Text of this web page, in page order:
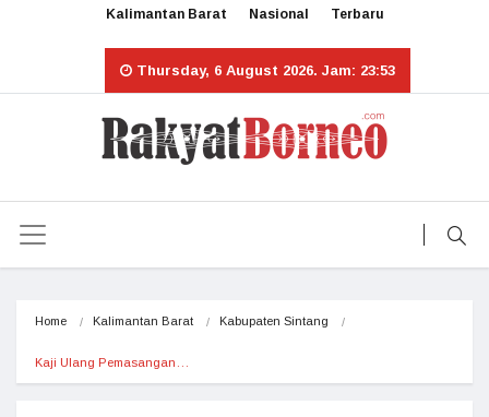
Kalimantan Barat Nasional Terbaru
Thursday, 6 August 2026. Jam: 23:53
Home Kalimantan Barat Kabupaten Sintang
Kaji Ulang Pemasangan…